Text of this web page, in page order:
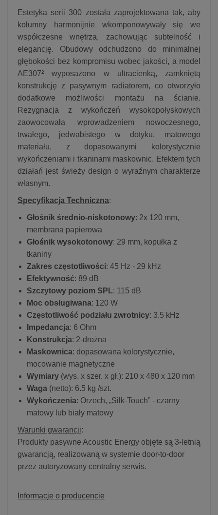
Estetyka serii 300 została zaprojektowana tak, aby
kolumny harmonijnie wkomponowywały się we
współczesne wnętrza, zachowując subtelność i
elegancję. Obudowy odchudzono do minimalnej
głębokości bez kompromisu wobec jakości, a model
AE307² wyposażono w ultracienką, zamkniętą
konstrukcję z pasywnym radiatorem, co otworzyło
dodatkowe możliwości montażu na ścianie.
Rezygnacja z wykończeń wysokopołyskowych
zaowocowała wprowadzeniem nowoczesnego,
trwałego, jedwabistego w dotyku, matowego
materiału, z dopasowanymi kolorystycznie
wykończeniami i tkaninami maskownic. Efektem tych
działań jest świeży design o wyraźnym charakterze
własnym.
Specyfikacja Techniczna:
Głośnik średnio-niskotonowy: 2x 120 mm,
membrana papierowa
Głośnik wysokotonowy: 29 mm, kopułka z
tkaniny
Zakres częstotliwości: 45 Hz - 29 kHz
Efektywność: 89 dB
Szczytowy poziom SPL: 115 dB
Moc obsługiwana: 120 W
Częstotliwość podziału zwrotnicy: 3.5 kHz
Impedancja: 6 Ohm
Konstrukcja: 2-drożna
Maskownica: dopasowana kolorystycznie,
mocowanie magnetyczne
Wymiary (wys. x szer. x gł.): 210 x 480 x 120 mm
Waga (netto): 6.5 kg /szt.
Wykończenia: Orzech, „Silk-Touch” - czarny
matowy lub biały matowy
Warunki gwarancji:
Produkty pasywne Acoustic Energy objęte są 3-letnią
gwarancją, realizowaną w systemie door-to-door
przez autoryzowany centralny serwis.
Informacje o producencie